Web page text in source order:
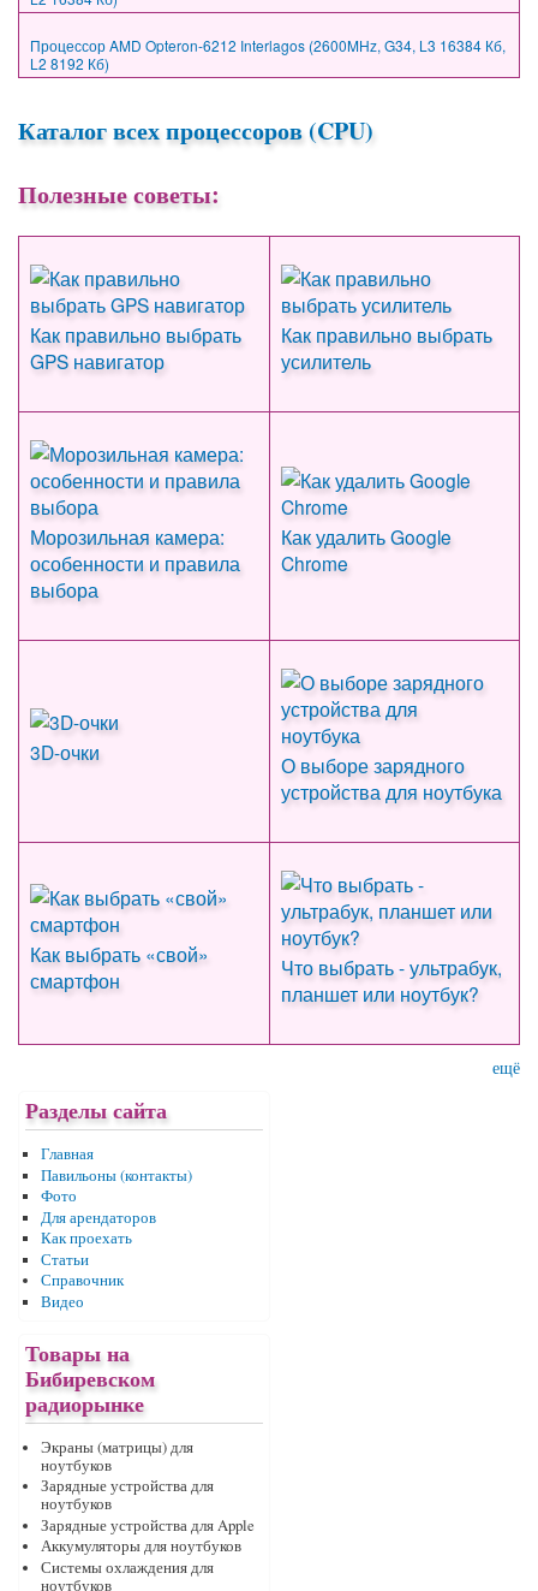
Процессор AMD Opteron-6212 Interlagos (2600MHz, G34, L3 16384 Кб,
L2 8192 Кб)
Каталог всех процессоров (CPU)
Полезные советы:
Как правильно выбрать
GPS навигатор
Как правильно выбрать
усилитель
Морозильная камера:
особенности и правила
выбора
Как удалить Google
Chrome
3D-очки
О выборе зарядного
устройства для ноутбука
Как выбрать «свой»
смартфон
Что выбрать - ультрабук,
планшет или ноутбук?
ещё
Разделы сайта
Главная
Павильоны (контакты)
Фото
Для арендаторов
Как проехать
Статьи
Справочник
Видео
Товары на
Бибиревском
радиорынке
Экраны (матрицы) для
ноутбуков
Зарядные устройства для
ноутбуков
Зарядные устройства для Apple
Аккумуляторы для ноутбуков
Системы охлаждения для
ноутбуков